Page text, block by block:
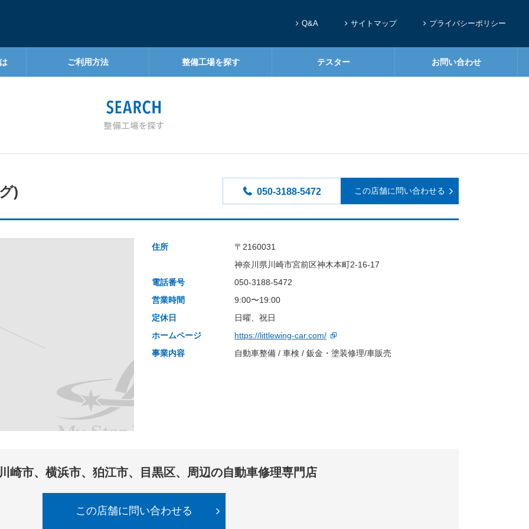
ご利用方法 整備工場を探す テスター お問い合わせ
Q&A サイトマップ プライバシーポリシー
) 050-3188-5472 この店舗に問い合わせる
住所
〒2160031
神奈川県川崎市宮前区神木本町2-16-17
電話番号
050-3188-5472
営業時間
9:00〜19:00
定休日
日曜、祝日
ホームページ
https://littlewing-car.com/
事業内容
自動車整備 / 車検 / 鈑金・塗装修理/車販売
崎市、横浜市、狛江市、目黒区、周辺の自動車修理専門店
この店舗に問い合わせる